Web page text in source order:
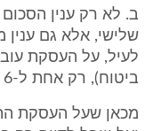
ב. לא רק ענין
שלישי, אלא גם ענין
לעיל, על העסקת
ביטוח), רק אחת ל-6 חודשים.